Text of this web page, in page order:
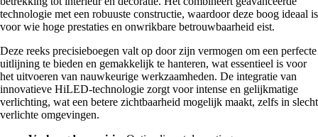
technologie met een robuuste constructie, waardoor deze boog ideaal is
voor wie hoge prestaties en onwrikbare betrouwbaarheid eist.
Deze reeks precisieboegen valt op door zijn vermogen om een perfecte
uitlijning te bieden en gemakkelijk te hanteren, wat essentieel is voor
het uitvoeren van nauwkeurige werkzaamheden. De integratie van
innovatieve HiLED-technologie zorgt voor intense en gelijkmatige
verlichting, wat een betere zichtbaarheid mogelijk maakt, zelfs in slecht
verlichte omgevingen.